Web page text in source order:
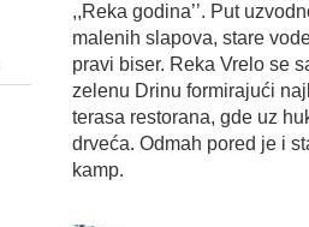
,,Reka godina’’. Put
malenih slapova, stare
pravi biser. Reka Vrelo se
zelenu Drinu formirajući
terasa restorana, gde uz
drveća. Odmah pored je i
kamp.